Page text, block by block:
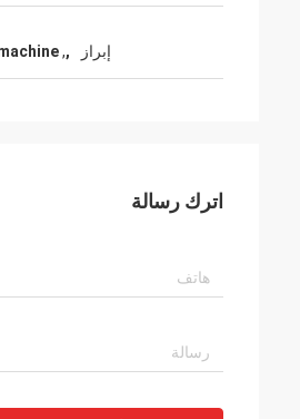
إبراز ,
,
اترك رسالة